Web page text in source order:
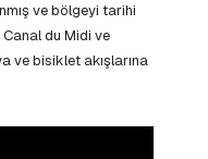
ve bölgeyi tarihi
du Midi ve
ve bisiklet akışlarına